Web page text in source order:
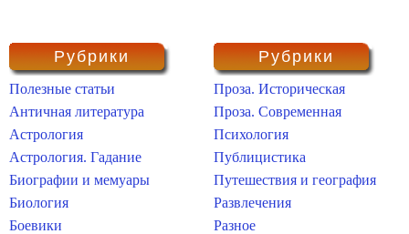
Рубрики
Полезные статьи
Античная литература
Астрология
Астрология. Гадание
Биографии и мемуары
Биология
Боевики
Рубрики
Проза. Историческая
Проза. Современная
Психология
Публицистика
Путешествия и география
Развлечения
Разное